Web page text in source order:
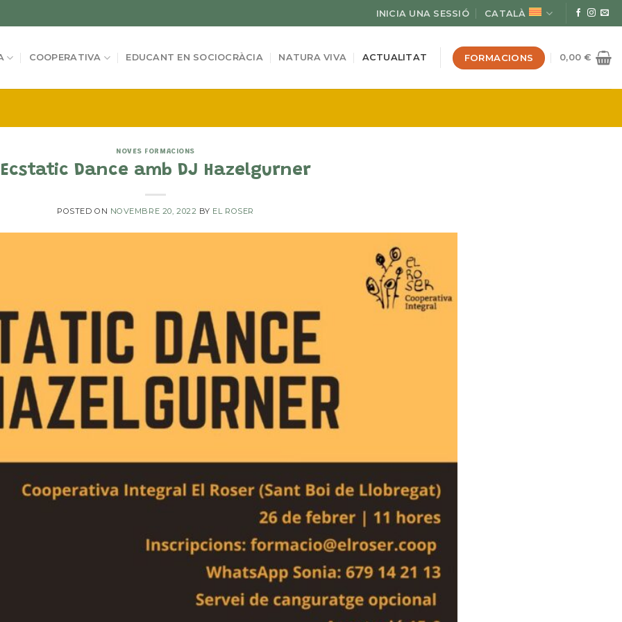
INICIA UNA SESSIÓ CATALÀ
COOPERATIVA EDUCANT EN SOCIOCRÀCIA NATURA VIVA ACTUALITAT FORMACIONS 0,00€
NOVES FORMACIONS
Ecstatic Dance amb DJ Hazelgurner
POSTED ON NOVEMBRE 20, 2022 BY EL ROSER